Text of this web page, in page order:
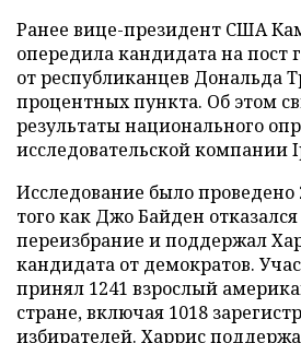
Ранее вице-президент США
опередила кандидата на пост
от республиканцев Дональда
процентных пункта. Об этом
результаты национального
исследовательской компании
Исследование было проведено
того как Джо Байден
переизбрание и поддержал
кандидата от демократов.
принял 1241 взрослый
стране, включая 1018
избирателей. Харрис